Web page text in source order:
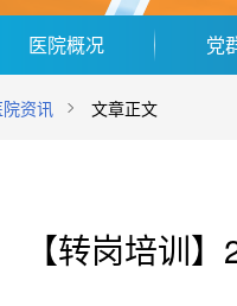
医院概况 党
资讯 文章正文
【转岗培训